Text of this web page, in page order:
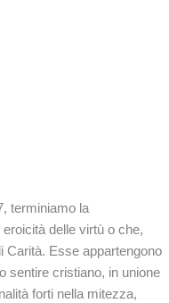
terminiamo la
delle virtù o che,
Carità. Esse appartengono
sentire cristiano, in unione
forti nella mitezza,